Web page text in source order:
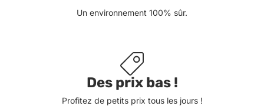
Un environnement 100% sûr.
Des prix bas !
Profitez de petits prix tous les jours !